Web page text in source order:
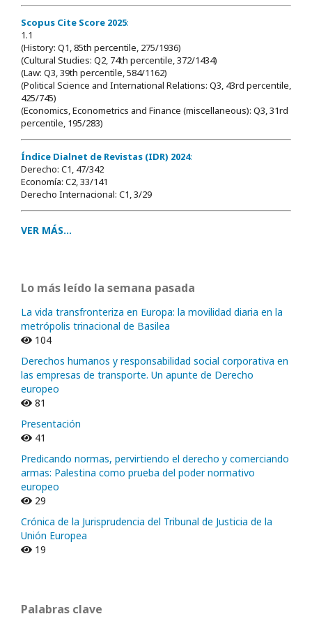
Scopus Cite Score 2025:
1.1
(History: Q1, 85th percentile, 275/1936)
(Cultural Studies: Q2, 74th percentile, 372/1434)
(Law: Q3, 39th percentile, 584/1162)
(Political Science and International Relations: Q3, 43rd percentile,
425/745)
(Economics, Econometrics and Finance (miscellaneous): Q3, 31rd
percentile, 195/283)
Índice Dialnet de Revistas (IDR) 2024:
Derecho: C1, 47/342
Economía: C2, 33/141
Derecho Internacional: C1, 3/29
VER MÁS...
Lo más leído la semana pasada
La vida transfronteriza en Europa: la movilidad diaria en la
metrópolis trinacional de Basilea
104
Derechos humanos y responsabilidad social corporativa en
las empresas de transporte. Un apunte de Derecho
europeo
81
Presentación
41
Predicando normas, pervirtiendo el derecho y comerciando
armas: Palestina como prueba del poder normativo
europeo
29
Crónica de la Jurisprudencia del Tribunal de Justicia de la
Unión Europea
19
Palabras clave